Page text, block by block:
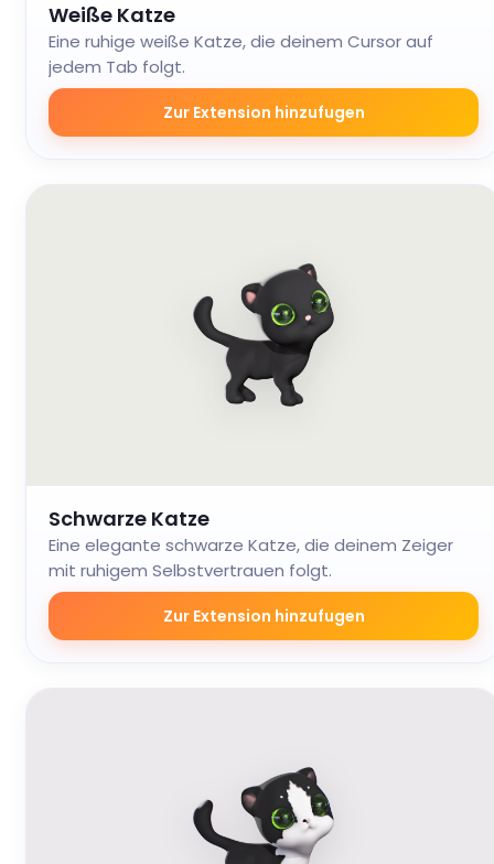
Weiße Katze
Eine ruhige weiße Katze, die deinem Cursor auf
jedem Tab folgt.
Zur Extension hinzufugen
Schwarze Katze
Eine elegante schwarze Katze, die deinem Zeiger
mit ruhigem Selbstvertrauen folgt.
Zur Extension hinzufugen